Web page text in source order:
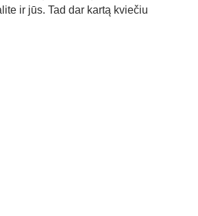
ir jūs. Tad dar kartą kviečiu